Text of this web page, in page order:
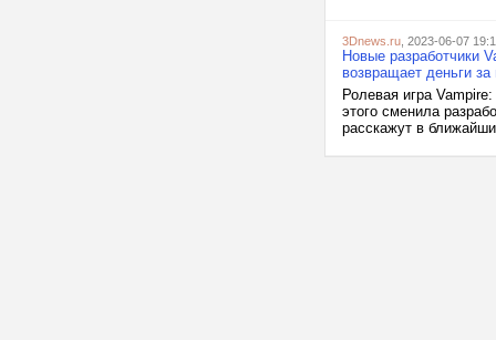
3Dnews.ru , 2023-06-07
Новые разработчики
возвращает деньги
Ролевая игра
этого сменила
расскажут в